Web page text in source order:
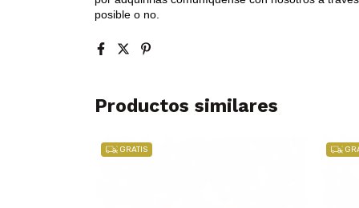
posible o no.
Productos similares
GRATIS